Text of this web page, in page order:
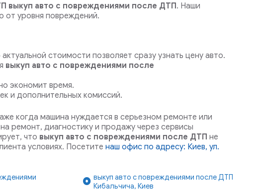
выкуп авто с повреждениями после ДТП. Наши
от уровня повреждений.
актуальной стоимости позволяет сразу узнать цену авто.
выкуп авто с повреждениями после
экономит время.
и дополнительных комиссий.
когда машина нуждается в серьезном ремонте или
ремонт, диагностику и продажу через сервисы
что выкуп авто с повреждениями после ДТП не
условиях. Посетите наш офис по адресу: Киев, ул.
выкуп авто с повреждениями после ДТП
Кибальчича, Киев